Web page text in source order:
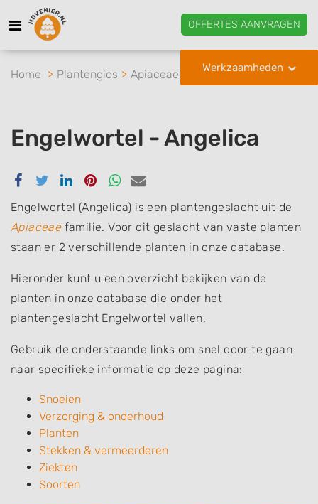
OFFERTES AANVRAGEN
Werkzaamheden
Home Plantengids Apiaceae Engelwortel
Engelwortel - Angelica
Delen
Facebook
Delen
Twitter
Delen
Linkedin
Delen
Pinterest
Delen
Whatsapp
Delen
email
Engelwortel (Angelica) is een plantengeslacht uit de
Apiaceaefamilie. Voor dit geslacht van vaste planten
staan er 2 verschillende planten in onze database.
Hieronder kunt u een overzicht bekijken van de
planten in onze database die onder het
plantengeslacht Engelwortel vallen.
Gebruik de onderstaande links om snel door te gaan
naar specifieke informatie op deze pagina:
Snoeien
Verzorging & onderhoud
Planten
Stekken & vermeerderen
Ziekten
Soorten